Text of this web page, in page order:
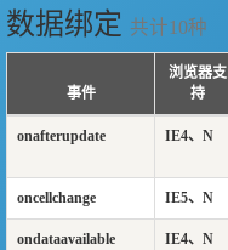
数据绑定 共计10种
事件
浏览器支
持
onafterupdate IE4、N
oncellchange IE5、N
ondataavailable IE4、N